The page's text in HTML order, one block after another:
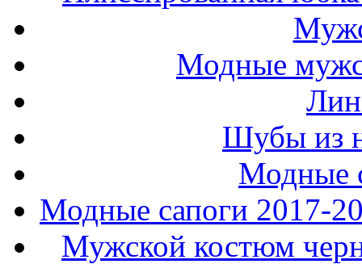
Модные
Шубы из
Модные
Модные сапоги 2017-
Мужской костюм